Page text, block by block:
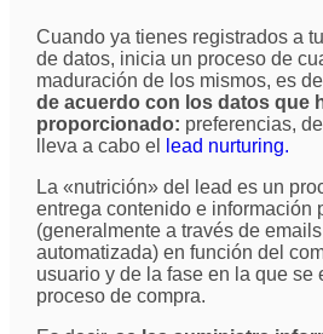
Cuando ya tienes registrados a
de datos, inicia un proceso de
maduración de los mismos, es
de acuerdo con los datos que
proporcionado: preferencias,
lleva a cabo el
lead nurturing.
La «nutrición» del lead es un
entrega contenido e información
(generalmente a través de
automatizada) en función del
usuario y de la fase en la que se
proceso de compra.